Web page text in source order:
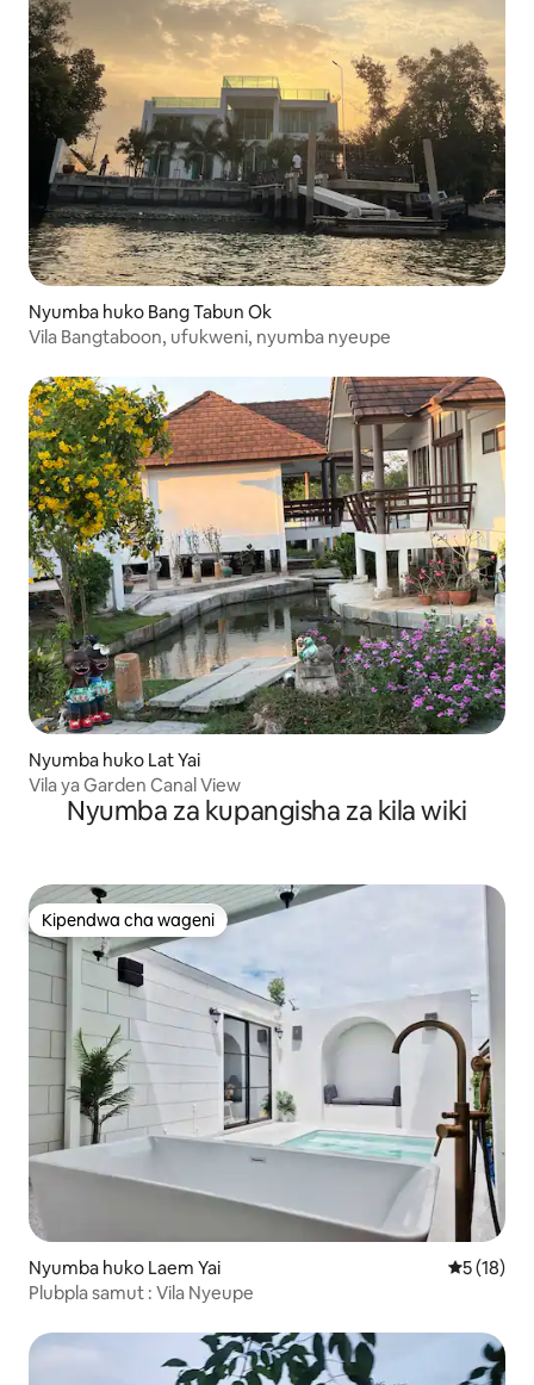
Nyumba huko Bang Tabun Ok
Vila Bangtaboon, ufukweni, nyumba nyeupe
Nyumba huko Lat Yai
Vila ya Garden Canal View
Nyumba za kupangisha za kila wiki
Kipendwa cha wageni
Kipendwa cha wageni
Nyumba huko Laem Yai Ukadiriaji
5 (18)
Plubpla samut : Vila Nyeupe